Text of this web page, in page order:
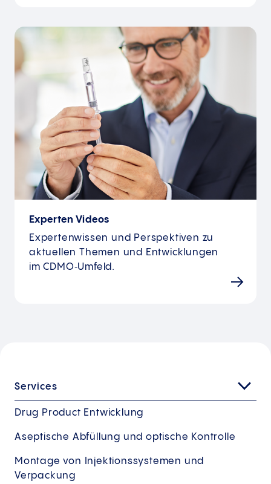
Experten Videos
Expertenwissen und Perspektiven zu
aktuellen Themen und Entwicklungen
im CDMO‑Umfeld.
Services
Drug Product Entwicklung
Aseptische Abfüllung und optische Kontrolle
Montage von Injektionssystemen und
Verpackung